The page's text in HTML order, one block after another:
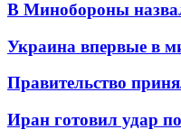
В Минобороны
Украина впервые в
Правительство
Иран готовил удар